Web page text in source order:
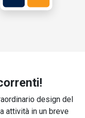
design del
attività in un breve